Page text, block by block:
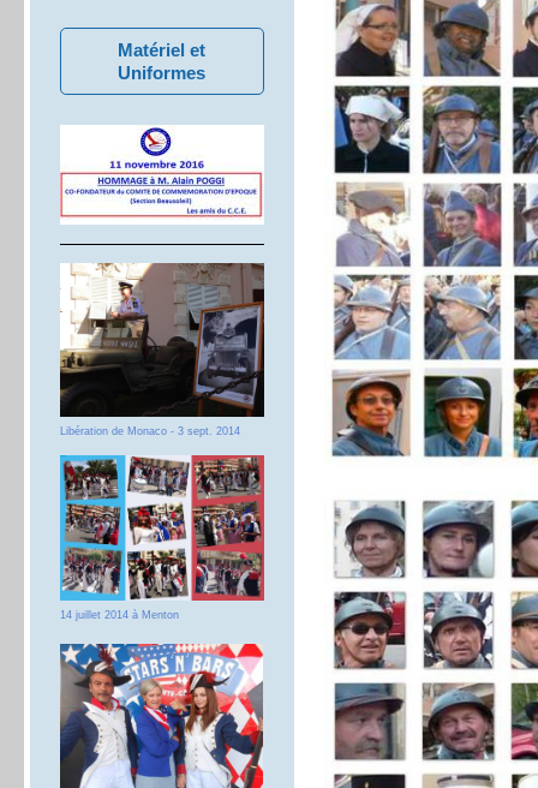
Matériel et
Uniformes
Libération de Monaco - 3 sept. 2014
14 juillet 2014 à Menton